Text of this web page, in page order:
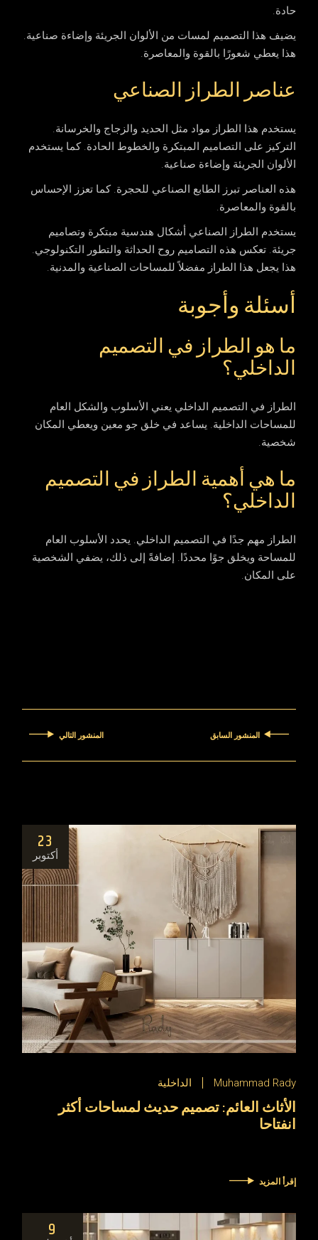
حادة.
يضيف هذا التصميم لمسات من الألوان الجريئة وإضاءة صناعية.
هذا يعطي شعورًا بالقوة والمعاصرة.
عناصر الطراز الصناعي
يستخدم هذا الطراز مواد مثل الحديد والزجاج والخرسانة.
التركيز على التصاميم المبتكرة والخطوط الحادة. كما يستخدم
الألوان الجريئة وإضاءة صناعية.
هذه العناصر تبرز الطابع الصناعي للحجرة. كما تعزز الإحساس
بالقوة والمعاصرة.
يستخدم الطراز الصناعي أشكال هندسية مبتكرة وتصاميم
جريئة. تعكس هذه التصاميم روح الحداثة والتطور التكنولوجي.
هذا يجعل هذا الطراز مفضلاً للمساحات الصناعية والمدنية.
أسئلة وأجوبة
ما هو الطراز في التصميم
الداخلي؟
الطراز في التصميم الداخلي يعني الأسلوب والشكل العام
للمساحات الداخلية. يساعد في خلق جو معين ويعطي المكان
شخصية.
ما هي أهمية الطراز في التصميم
الداخلي؟
الطراز مهم جدًا في التصميم الداخلي. يحدد الأسلوب العام
للمساحة ويخلق جوًا محددًا. إضافةً إلى ذلك، يضفي الشخصية
على المكان.
المنشور السابق المنشور التالي
23
أكتوبر
Muhammad Rady الداخلية
الأثاث العائم: تصميم حديث لمساحات أكثر
انفتاحا
إقرأ المزيد
9